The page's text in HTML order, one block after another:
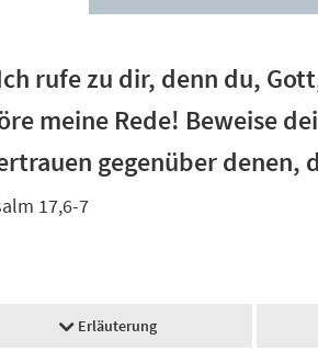
rufe zu dir, denn du,
meine Rede! Beweise
gegenüber denen,
17,6-7
Erläuterung